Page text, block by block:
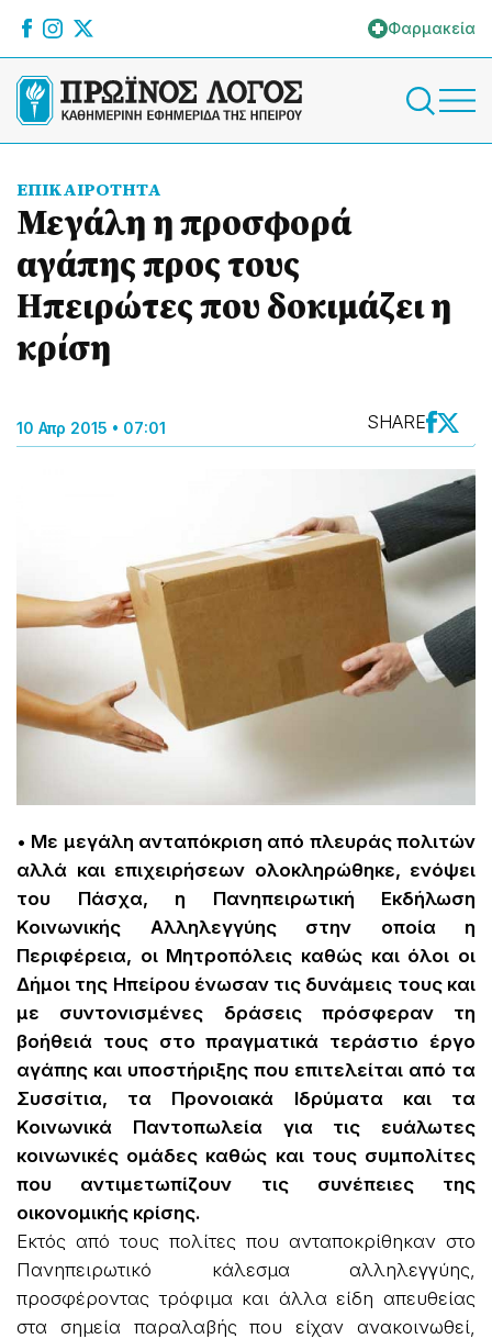
Φαρμακεία
ΕΠΙΚΑΙΡΟΤΗΤΑ
Μεγάλη η προσφορά
αγάπης προς τους
Ηπειρώτες που δοκιμάζει η
κρίση
10 Απρ 2015 • 07:01 SHARE
• Με μεγάλη ανταπόκριση από πλευράς πολιτών
αλλά και επιχειρήσεων ολοκληρώθηκε, ενόψει
του Πάσχα, η Πανηπειρωτική Εκδήλωση
Κοινωνικής Αλληλεγγύης στην οποία η
Περιφέρεια, οι Μητροπόλεις καθώς και όλοι οι
Δήμοι της Ηπείρου ένωσαν τις δυνάμεις τους και
με συντονισμένες δράσεις πρόσφεραν τη
βοήθειά τους στο πραγματικά τεράστιο έργο
αγάπης και υποστήριξης που επιτελείται από τα
Συσσίτια, τα Προνοιακά Ιδρύματα και τα
Κοινωνικά Παντοπωλεία για τις ευάλωτες
κοινωνικές ομάδες καθώς και τους συμπολίτες
που αντιμετωπίζουν τις συνέπειες της
οικονομικής κρίσης.
Εκτός από τους πολίτες που ανταποκρίθηκαν στο
Πανηπειρωτικό κάλεσμα αλληλεγγύης,
προσφέροντας τρόφιμα και άλλα είδη απευθείας
στα σημεία παραλαβής που είχαν ανακοινωθεί,